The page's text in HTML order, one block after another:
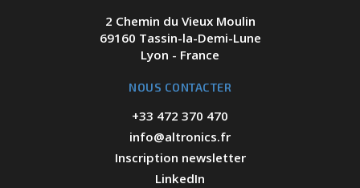
2 Chemin du Vieux Moulin
69160 Tassin-la-Demi-Lune
Lyon - France
NOUS CONTACTER
+33 472 370 470
info@altronics.fr
Inscription newsletter
LinkedIn